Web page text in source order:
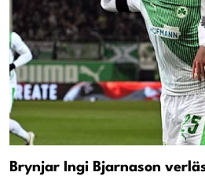
Brynjar Ingi Bjarnason